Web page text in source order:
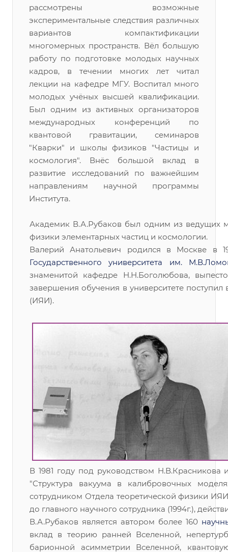
рассмотрены возможные
экспериментальные следствия различных
вариантов компактификации
многомерных пространств. Вёл большую
работу по подготовке молодых научных
кадров, в течении многих лет читал
лекции на кафедре МГУ. Воспитал много
молодых учёных высшей квалификации.
Был одним из активных организаторов
международных конференций по
квантовой гравитации, семинаров
"Кварки" и школы физиков "Частицы и
космология". Внёс большой вклад в
развитие исследований по важнейшим
направлениям научной программы
Института.
Академик В.А.Рубаков был одним из ведущих
физики элементарных частиц и космологии.
Валерий Анатольевич родился в Москве в
Государственного университета им.
знаменитой кафедре Н.Н.Боголюбова,
завершения обучения в университете
(ИЯИ).
В 1981 году под руководством
"Структура вакуума в калибровочных
сотрудником Отдела теоретической физики
до главного научного сотрудника (1994г.),
В.А.Рубаков является автором более 160
вклад в теорию ранней Вселенной,
барионной асимметрии Вселенной,